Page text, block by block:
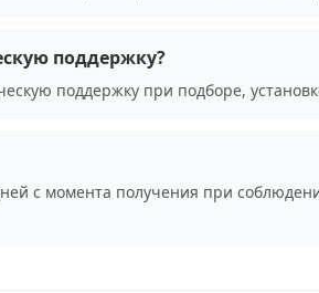
поддержку?
поддержку при подборе,
с момента получения при